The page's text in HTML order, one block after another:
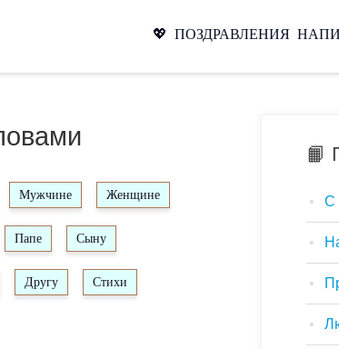
💖 ПОЗДРАВЛЕНИЯ
Мужчине Женщине
Папе Сыну
Другу Стихи
📙
С